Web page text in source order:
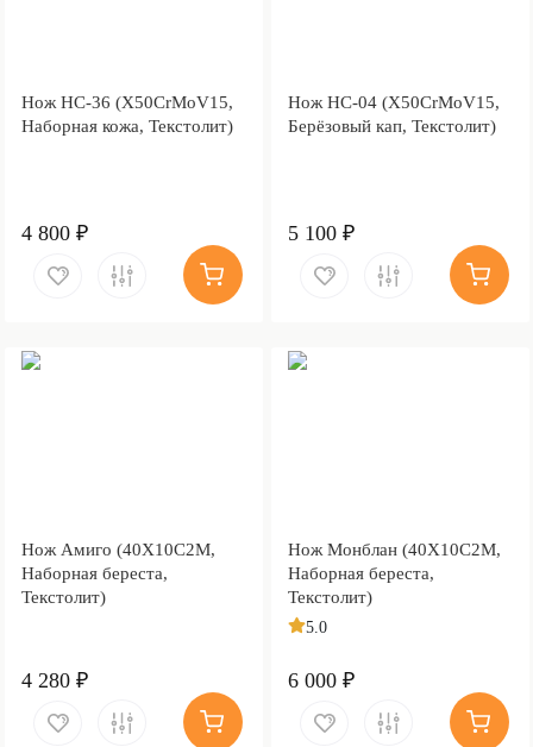
Нож НС-36 (X50CrMoV15,
Наборная кожа, Текстолит)
4 800 ₽
Нож НС-04 (X50CrMoV15,
Берёзовый кап, Текстолит)
5 100 ₽
Нож Амиго (40Х10С2М,
Наборная береста,
Текстолит)
4 280 ₽
Нож Монблан (40Х10С2М,
Наборная береста,
Текстолит)
5.0
6 000 ₽